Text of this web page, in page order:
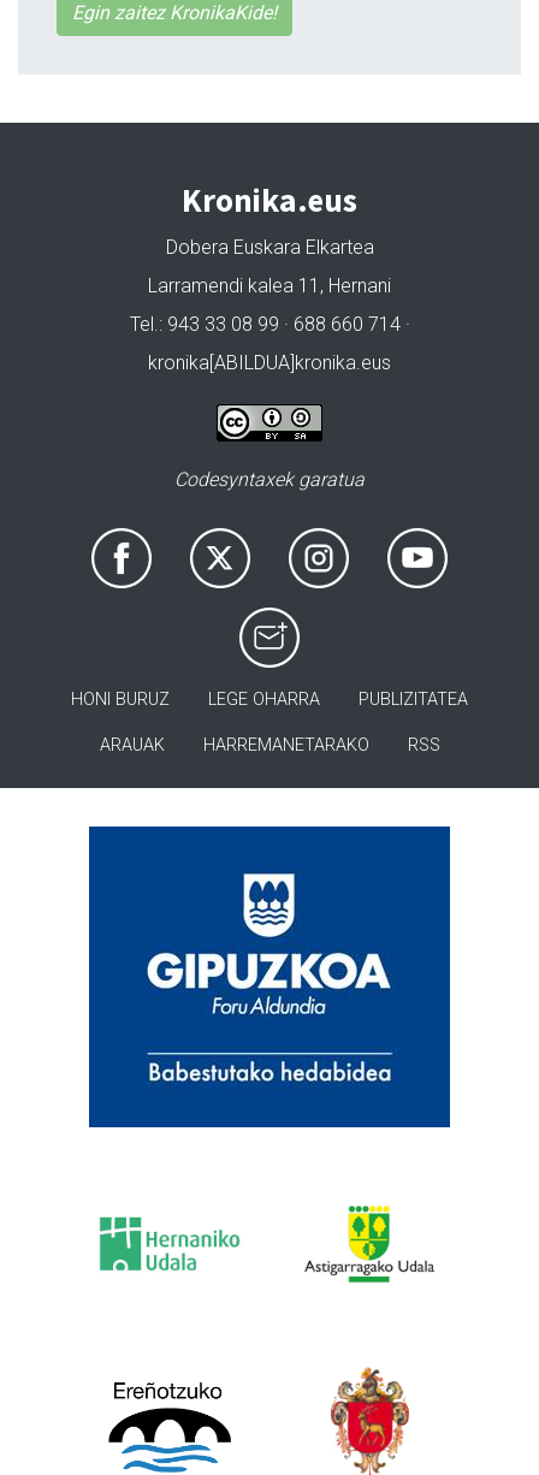
Egin zaitez KronikaKide!
Kronika.eus
Dobera Euskara Elkartea
Larramendi kalea 11, Hernani
Tel.: 943 33 08 99 · 688 660 714 ·
kronika[ABILDUA]kronika.eus
Codesyntaxek garatua
HONI BURUZ LEGE OHARRA PUBLIZITATEA
ARAUAK HARREMANETARAKO RSS